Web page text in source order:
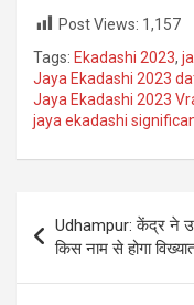
Post Views: 1,157
Tags: Ekadashi 2023,
Jaya Ekadashi 2023
Jaya Ekadashi 2023
jaya ekadashi
navigation
Udhampur: केंद्र ने
किस नाम से होगा